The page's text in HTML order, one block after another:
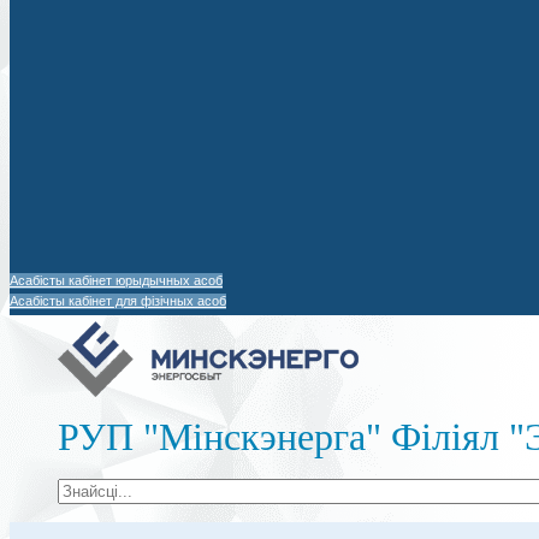
Асабісты кабінет юрыдычных асоб
Асабісты кабінет для фізічных асоб
РУП "Мінскэнерга" Філіял